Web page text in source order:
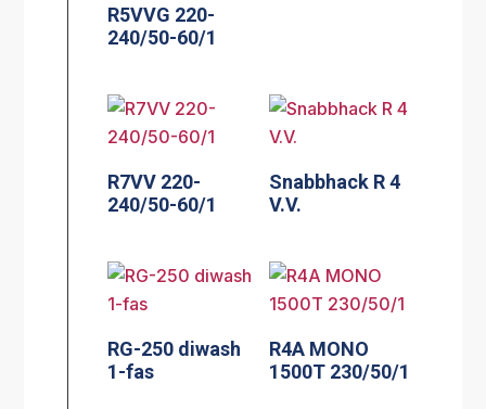
R5VVG 220-
240/50-60/1
R7VV 220-
240/50-60/1
Snabbhack R 4
V.V.
RG-250 diwash
1-fas
R4A MONO
1500T 230/50/1